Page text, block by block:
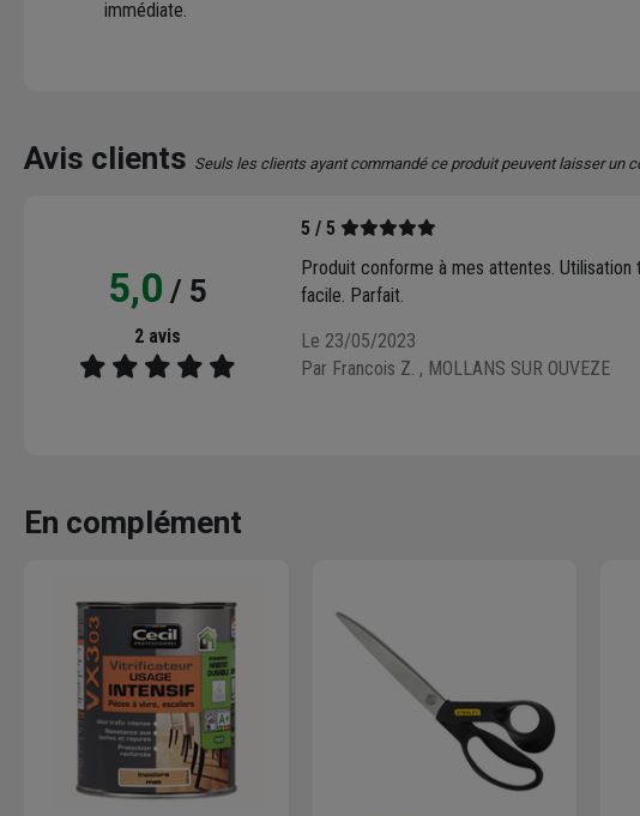
immédiate.
Avis clients Seuls les clients ayant commandé ce produit peuvent laisser un
5,0 / 5
2 avis
5 / 5
Produit conforme à mes attentes. Utilisation
facile. Parfait.
Le 23/05/2023
Par Francois Z. , MOLLANS SUR OUVEZE
En complément